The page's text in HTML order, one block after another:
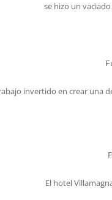
se hizo un
invertido en crear una
El hotel